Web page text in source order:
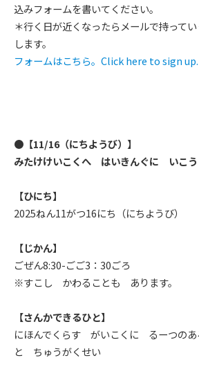
込みフォームを書いてください。
＊行く日が近くなったらメールで持って
します。
フォームはこちら。Click here to sign up.
●【11/16（にちようび）】
みたけけいこくへ はいきんぐに いこう
【ひにち】
2025ねん11がつ16にち（にちようび）
【じかん】
ごぜん8:30-ごご3：30ごろ
※すこし かわることも あります。
【さんかできるひと】
にほんでくらす がいこくに るーつの
と ちゅうがくせい